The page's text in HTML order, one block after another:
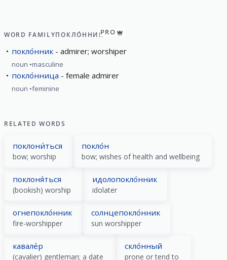
WORD FAMILYПОКЛО́ННИКPRO
покло́нник admirer; worshiper
noun masculine
покло́нница female admirer
noun feminine
RELATED WORDS
поклони́ться
bow; worship
покло́н
bow; wishes of health and wellbeing
поклоня́ться
(bookish) worship
идолопокло́нник
idolater
огнепокло́нник
fire-worshipper
солнцепокло́нник
sun worshipper
кавале́р
(cavalier) gentleman; a date
скло́нный
prone or tend to